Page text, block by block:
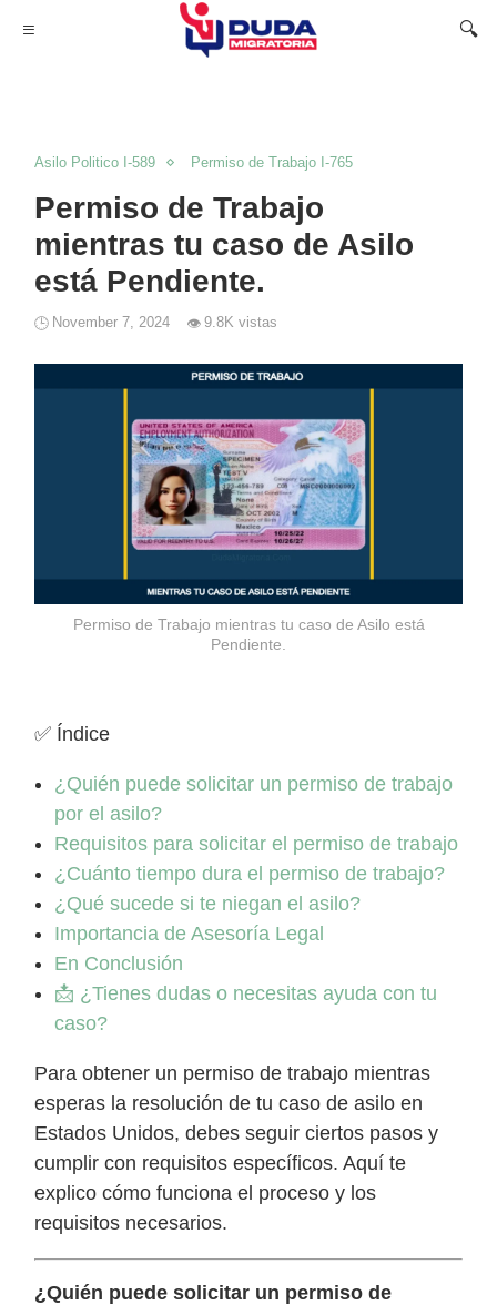
Asilo Politico I-589 Permiso de Trabajo I-765
Permiso de Trabajo
mientras tu caso de Asilo
está Pendiente.
November 7, 2024 9.8K vistas
Permiso de Trabajo mientras tu caso de Asilo está
Pendiente.
✅ Índice
¿Quién puede solicitar un permiso de trabajo
por el asilo?
Requisitos para solicitar el permiso de trabajo
¿Cuánto tiempo dura el permiso de trabajo?
¿Qué sucede si te niegan el asilo?
Importancia de Asesoría Legal
En Conclusión
📩 ¿Tienes dudas o necesitas ayuda con tu
caso?
Para obtener un permiso de trabajo mientras
esperas la resolución de tu caso de asilo en
Estados Unidos, debes seguir ciertos pasos y
cumplir con requisitos específicos. Aquí te
explico cómo funciona el proceso y los
requisitos necesarios.
¿Quién puede solicitar un permiso de